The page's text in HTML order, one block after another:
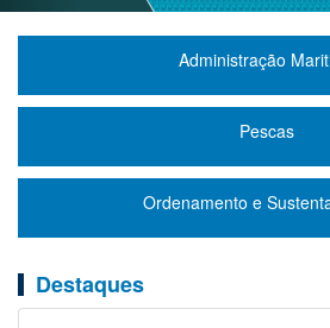
Administração
Pescas
Ordenamento e
Destaques